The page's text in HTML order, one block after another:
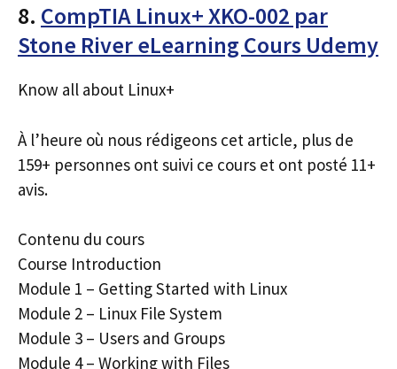
8. CompTIA Linux+ XKO-002 par
Stone River eLearning Cours Udemy
Know all about Linux+
À l’heure où nous rédigeons cet article, plus de
159+ personnes ont suivi ce cours et ont posté 11+
avis.
Contenu du cours
Course Introduction
Module 1 – Getting Started with Linux
Module 2 – Linux File System
Module 3 – Users and Groups
Module 4 – Working with Files